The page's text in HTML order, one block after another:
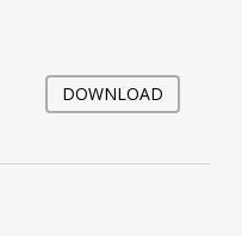
DOWNLOAD